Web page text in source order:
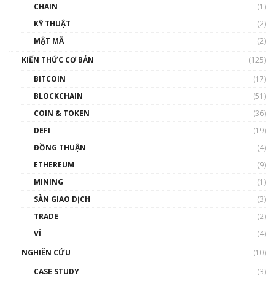
00:43:47
như thể nào?
00:39:31
Phổ cập Blockchain
thống & Crypto qua các cuộc chiến | Phổ cập
CHAIN
(1)
KỸ THUẬT
(2)
MẬT MÃ
(2)
KIẾN THỨC CƠ BẢN
(125)
BITCOIN
(17)
BLOCKCHAIN
(51)
COIN & TOKEN
(36)
DEFI
(19)
ĐỒNG THUẬN
(4)
ETHEREUM
(9)
MINING
(1)
SÀN GIAO DỊCH
(3)
TRADE
(2)
VÍ
(4)
NGHIÊN CỨU
(10)
CASE STUDY
(3)